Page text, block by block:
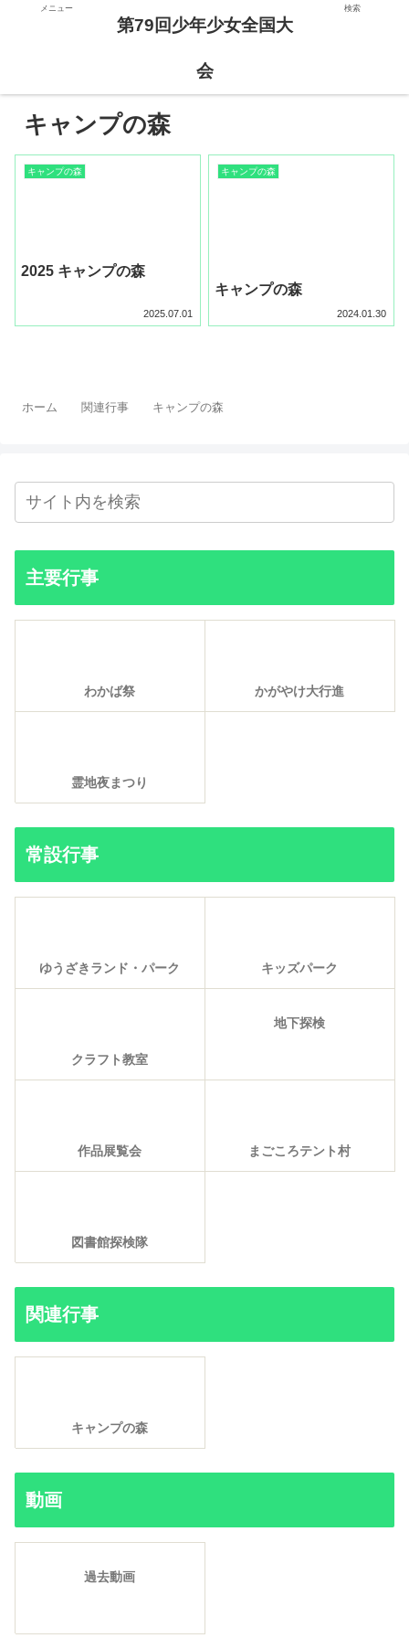
キャンプの森
キャンプの森
2025 キャンプの森
2025.07.01
キャンプの森
キャンプの森
2024.01.30
ホーム 関連行事 キャンプの森
主要行事
わかば祭 かがやけ大行進
霊地夜まつり
常設行事
ゆうざきランド・パーク キッズパーク
クラフト教室
地下探検
作品展覧会 まごころテント村
図書館探検隊
関連行事
キャンプの森
動画
過去動画
メニュー
第79回少年少女全国大
会
検索